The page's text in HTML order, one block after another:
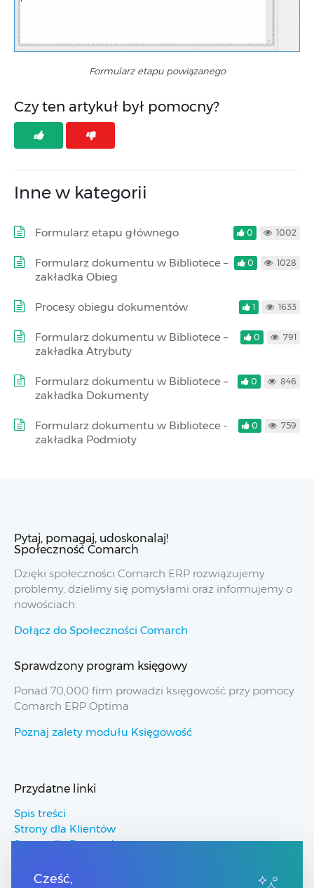
Formularz etapu powiązanego
Czy ten artykuł był pomocny?
Inne w kategorii
Formularz etapu głównego 0 1002
Formularz dokumentu w Bibliotece –
zakładka Obieg
0 1028
Procesy obiegu dokumentów 1 1633
Formularz dokumentu w Bibliotece –
zakładka Atrybuty
0 791
Formularz dokumentu w Bibliotece –
zakładka Dokumenty
0 846
Formularz dokumentu w Bibliotece -
zakładka Podmioty
0 759
Pytaj, pomagaj, udoskonalaj!
Społeczność Comarch
Dzięki społeczności Comarch ERP rozwiązujemy
problemy, dzielimy się pomysłami oraz informujemy o
nowościach.
Dołącz do Społeczności Comarch
Sprawdzony program księgowy
Ponad 70,000 firm prowadzi księgowość przy pomocy
Comarch ERP Optima
Poznaj zalety modułu Księgowość
Przydatne linki
Spis treści
Strony dla Klientów
Strony dla Partnerów
Pomoc Comarch Betterfly
Cześć,